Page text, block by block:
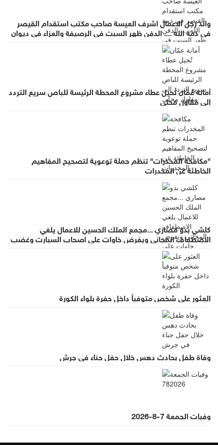
والد رجل الاعمال اشرف العيسة صاحب مكتب استقدام القيصر
في ذمة الله .... الدفن ظهر السبت في الرصيفة والعزاء في ديوان
صانور بحي الرشيد
أمانة عمّان تُحيل عطاء مشروع المحطة الرئيسة للباص سريع التردد
إلى مقاول محلي
"مكافحة المخدرات" تنظم حملة توعوية لتصحيح المفاهيم
الخاطئة عن المخدرات
كلشي بدو مصاري ...مجمع الملك الحسين للاعمال يلغي
الاصطفاف المجاني ويفرض خاوات على اصحاب السيارت وغضب
واسع لقرار يطرد الاستثمار
العثور على شخص متوفياً داخل حفرة بلواء الكورة
وفاة طفل بحادث دهس خلال حفل حناء في جرش
وفيات الجمعة 7-8-2026